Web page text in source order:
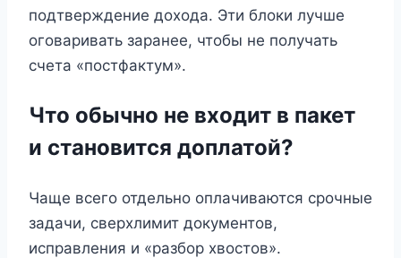
подтверждение дохода. Эти блоки лучше
оговаривать заранее, чтобы не получать
счета «постфактум».
Что обычно не входит в пакет
и становится доплатой?
Чаще всего отдельно оплачиваются срочные
задачи, сверхлимит документов,
исправления и «разбор хвостов».